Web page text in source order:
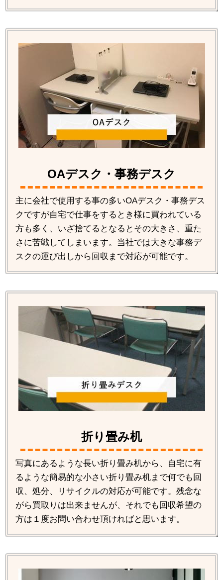
OAデスク・事務デスク
主に会社で使用する事の多いOAデスク・事務デス
クですが自宅で仕事をするとき様に買われている
方も多く、いざ捨てるとなるとその大きさ、重た
さに苦戦してしまいます。当社では大きな事務デ
スクの運び出しから回収まで対応が可能です。
折り畳み机
写真にあるような長い折り畳み机から、自宅に有
るような簡易的な小さい折り畳み机まで何でも回
収、処分、リサイクルの対応が可能です。残念な
がら買取りは出来ませんが、それでも回収希望の
方は１度お問い合わせ頂ければと思います。